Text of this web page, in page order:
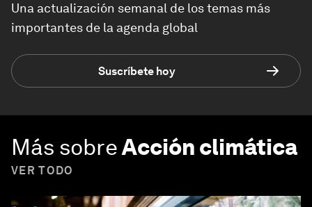
Una actualización semanal de los temas más
importantes de la agenda global
Suscríbete hoy
Más sobreAcción climática
VER TODO